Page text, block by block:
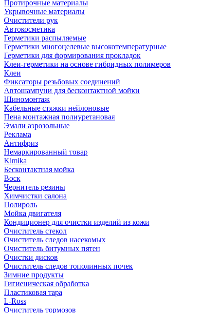
Протирочные материалы
Укрывочные материалы
Очистители рук
Автокосметика
Герметики распыляемые
Герметики многоцелевые высокотемпературные
Герметики для формирования прокладок
Клеи-герметики на основе гибридных полимеров
Клеи
Фиксаторы резьбовых соединений
Автошампуни для бесконтактной мойки
Шиномонтаж
Кабельные стяжки нейлоновые
Пена монтажная полиуретановая
Эмали аэрозольные
Реклама
Антифриз
Немаркированный товар
Kimika
Бесконтактная мойка
Воск
Чернитель резины
Химчистки салона
Полироль
Мойка двигателя
Кондиционер для очистки изделий из кожи
Очиститель стекол
Очиститель следов насекомых
Очиститель битумных пятен
Очистки дисков
Очиститель следов тополинных почек
Зимние продукты
Гигиеническая обработка
Пластиковая тара
L-Ross
Очиститель тормозов